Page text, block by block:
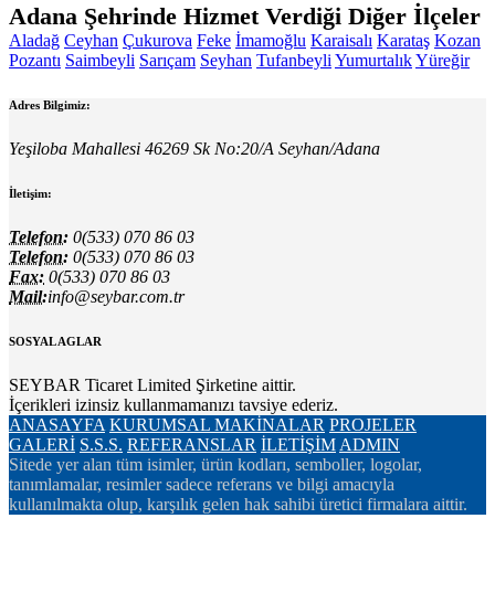
Adana Şehrinde Hizmet Verdiği Diğer İlçeler
Aladağ Ceyhan Çukurova Feke İmamoğlu Karaisalı Karataş Kozan
Pozantı Saimbeyli Sarıçam Seyhan Tufanbeyli YumurtalıkYüreğir
Adres Bilgimiz:
Yeşiloba Mahallesi 46269 Sk No:20/A Seyhan/Adana
İletişim:
Telefon: 0(533) 070 86 03
Telefon: 0(533) 070 86 03
Fax: 0(533) 070 86 03
Mail:info@seybar.com.tr
SOSYAL AGLAR
SEYBAR Ticaret Limited Şirketine aittir.
İçerikleri izinsiz kullanmamanızı tavsiye ederiz.
ANASAYFA KURUMSAL MAKİNALAR PROJELER
GALERİ S.S.S. REFERANSLAR İLETİŞİM ADMIN
Sitede yer alan tüm isimler, ürün kodları, semboller, logolar,
tanımlamalar, resimler sadece referans ve bilgi amacıyla
kullanılmakta olup, karşılık gelen hak sahibi üretici firmalara aittir.